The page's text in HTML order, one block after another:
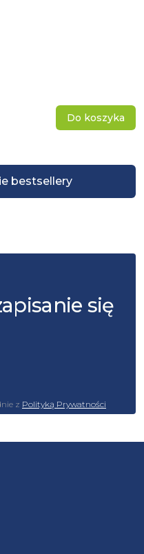
bestsellery
Do koszyka
się
z Polityką Prywatności